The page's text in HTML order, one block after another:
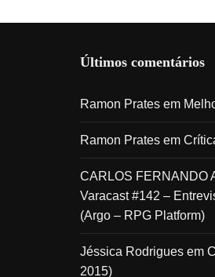
Últimos comentários
Ramon Prates em
Ramon Prates em
CARLOS FERNANDO
Varacast #142 –
(Argo – RPG Platform)
Jéssica Rodrigues em
2015)